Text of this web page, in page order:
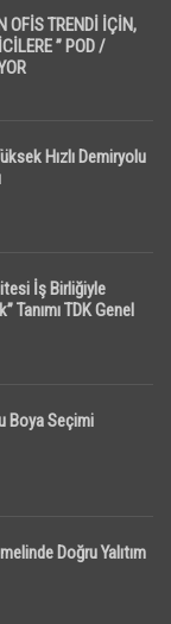
OFİS TRENDİ İÇİN,
” POD /
Hızlı Demiryolu
İş Birliğiyle
Tanımı TDK Genel
Boya Seçimi
Doğru Yalıtım